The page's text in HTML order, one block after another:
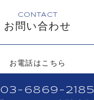
CONTACT
お問い合わせ
お電話はこちら
03-6869-2185